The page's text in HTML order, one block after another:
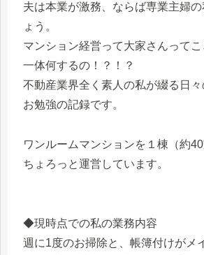
夫は本業が激務、ならば専業主婦
ょう。
マンション経営って大家さんってこ
一体何するの！？！？
不動産業界全く素人の私が綴る日
お勉強の記録です。
ワンルームマンションを１棟（約
ちょろっと運営しています。
◆現時点での私の業務内容
週に1度のお掃除と、帳簿付けがメ